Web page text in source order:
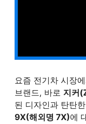
요즘 전기차 시장
브랜드, 바로 지커
된 디자인과 탄탄
9X(해외명 7X)에